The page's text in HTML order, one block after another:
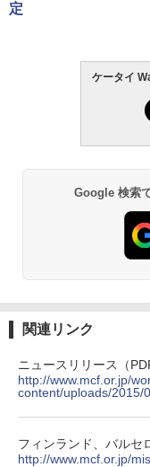
定
ケータイ
Google 検索
関連リンク
ニュースリリース（
http://www.mcf.or.jp/
content/uploads/2015/
フィンランド、バルセ
http://www.mcf.or.jp/